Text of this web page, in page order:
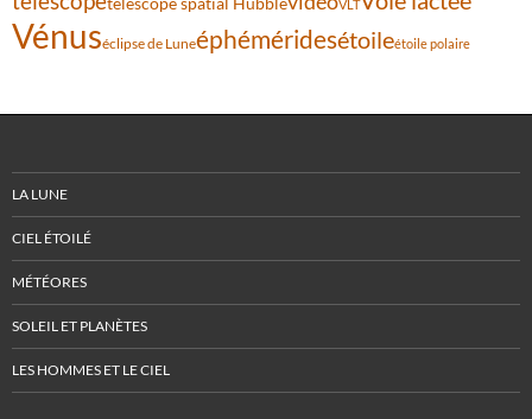
VLT
Vénuséclipse de Luneéphéméridesétoileétoile polaire
LA LUNE
CIEL ÉTOILÉ
MÉTÉORES
SOLEIL ET PLANÈTES
LES HOMMES ET LE CIEL